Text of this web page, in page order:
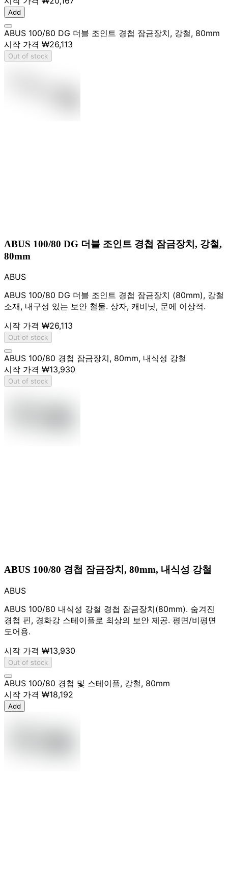
Add
ABUS 100/80 DG 더블 조인트 경첩 잠금장치, 강철, 80mm
시작 가격 ₩26,113
Out of stock
ABUS 100/80 DG 더블 조인트 경첩 잠금장치, 강철,
80mm
ABUS
ABUS 100/80 DG 더블 조인트 경첩 잠금장치 (80mm), 강철
소재, 내구성 있는 보안 철물. 상자, 캐비닛, 문에 이상적.
시작 가격 ₩26,113
Out of stock
ABUS 100/80 경첩 잠금장치, 80mm, 내식성 강철
시작 가격 ₩13,930
Out of stock
ABUS 100/80 경첩 잠금장치, 80mm, 내식성 강철
ABUS
ABUS 100/80 내식성 강철 경첩 잠금장치(80mm). 숨겨진
경첩 핀, 경화강 스테이플로 최상의 보안 제공. 평면/비평면
도어용.
시작 가격 ₩13,930
Out of stock
ABUS 100/80 경첩 및 스테이플, 강철, 80mm
시작 가격 ₩18,192
Add